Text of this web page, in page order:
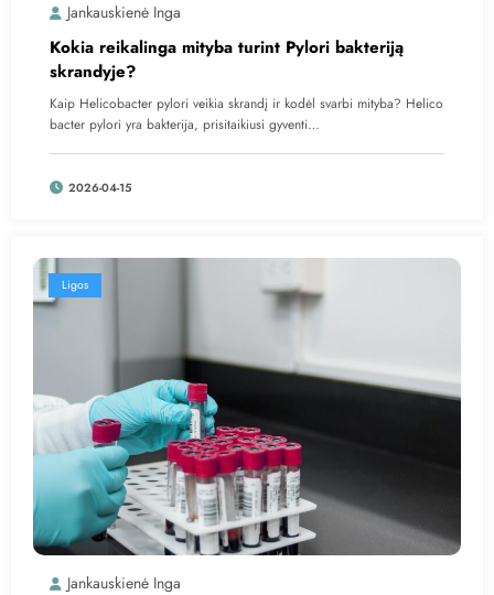
Jankauskienė Inga
Kokia reikalinga mityba turint Pylori bakteriją
skrandyje?
Kaip Helicobacter pylori veikia skrandį ir kodėl svarbi mityba? Helico
bacter pylori yra bakterija, prisitaikiusi gyventi…
2026-04-15
Ligos
Jankauskienė Inga